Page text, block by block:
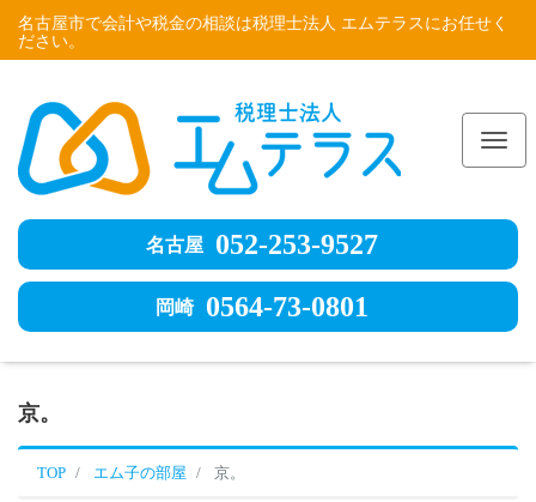
名古屋市で会計や税金の相談は税理士法人 エムテラスにお任せく
ださい。
名古屋 052-253-9527
岡崎 0564-73-0801
京。
TOP エム子の部屋 京。